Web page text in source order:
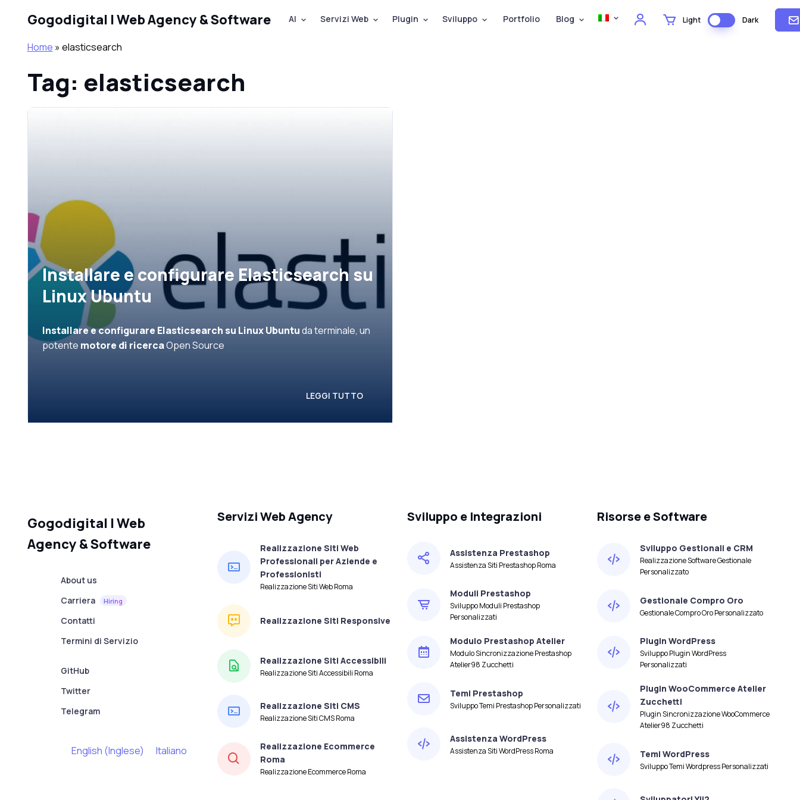
Gogodigital | Web Agency & Software AI Servizi Web Plugin Sviluppo Portfolio Blog Light Dark
Home »elasticsearch
Tag: elasticsearch
Installare e configurare Elasticsearch su
Linux Ubuntu
Installare e configurare Elasticsearch su Linux Ubuntuda terminale, un
potente motore di ricercaOpen Source
LEGGI TUTTO
Gogodigital | Web
Agency & Software
About us
Carriera
Hiring
Contatti
Termini di Servizio
GitHub
Twitter
Telegram
English (Inglese) Italiano
Servizi Web Agency
Realizzazione Siti Web
Professionali per Aziende e
Professionisti
Realizzazione Siti Web Roma
Realizzazione Siti Responsive
Realizzazione Siti Accessibili
Realizzazione Siti Accessibili Roma
Realizzazione Siti CMS
Realizzazione Siti CMS Roma
Realizzazione Ecommerce
Roma
Realizzazione Ecommerce Roma
Sviluppo e Integrazioni
Assistenza Prestashop
Assistenza Siti Prestashop Roma
Moduli Prestashop
Sviluppo Moduli Prestashop
Personalizzati
Modulo Prestashop Atelier
Modulo Sincronizzazione Prestashop
Atelier98 Zucchetti
Temi Prestashop
Sviluppo Temi Prestashop Personalizzati
Assistenza WordPress
Assistenza Siti WordPress Roma
Risorse e Software
Sviluppo Gestionali e CRM
Realizzazione Software Gestionale
Personalizzato
Gestionale Compro Oro
Gestionale Compro Oro Personalizzato
Plugin WordPress
Sviluppo Plugin WordPress
Personalizzati
Plugin WooCommerce Atelier
Zucchetti
Plugin Sincronizzazione WooCommerce
Atelier98 Zucchetti
Temi WordPress
Sviluppo Temi Wordpress Personalizzati